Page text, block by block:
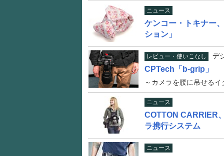
ニュース
ケンコー・トキナー
ション」
レビュー・使いこなし デ
CPTech「b-grip」
～カメラを腰に吊せる
ニュース
COTTON CARRIER
ラ携行システム
ニュース